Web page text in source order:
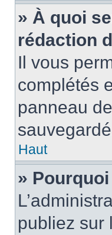
» À quoi
rédaction
Il vous
complétés
panneau
Haut
»
publiez sur